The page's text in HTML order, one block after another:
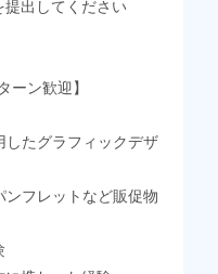
出してください
ーン歓迎】
したグラフィックデザ
ンフレットなど販促物